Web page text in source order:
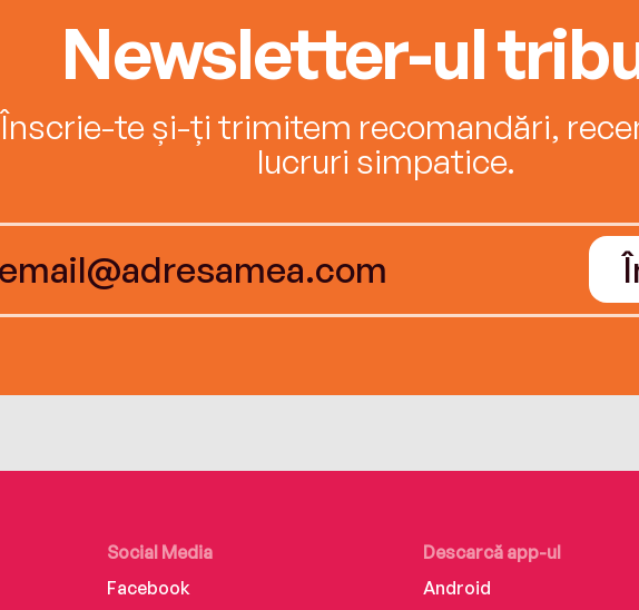
Newsletter-ul
Înscrie-te și-ți trimitem recomandări,
lucruri simpatice.
Social Media
Facebook
Descarcă app-ul
Android